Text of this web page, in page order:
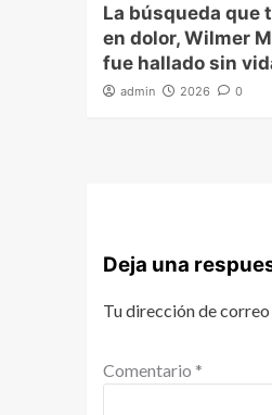
La búsqueda que
en dolor, Wilmer
fue hallado sin
admin 2026 0
Deja una
Tu dirección de
Comentario *